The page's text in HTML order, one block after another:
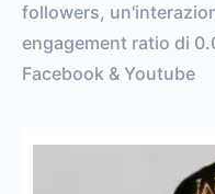
followers,
engagement ratio di
Facebook & Youtube